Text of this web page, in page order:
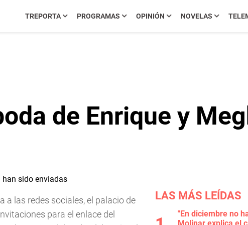
TREPORTA PROGRAMAS OPINIÓN NOVELAS
de Enrique y
a las redes sociales, el palacio de
para el enlace del
LAS MÁS LEÍDAS
"En diciembre no